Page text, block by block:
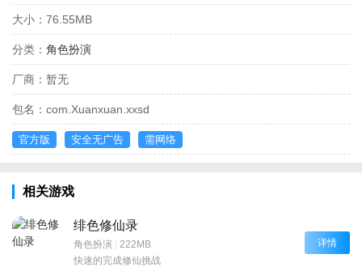
大小： 76.55MB
分类： 角色扮演
厂商： 暂无
包名： com.Xuanxuan.xxsd
官方版 安全无广告 需网络
相关游戏
绯色修仙录
角色扮演 | 222MB
快速的完成修仙挑战
详情